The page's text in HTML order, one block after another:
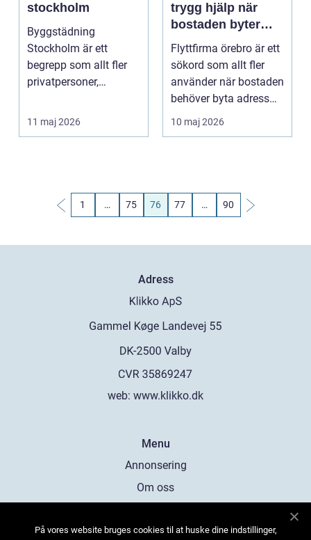
stockholm
Byggstädning
Stockholm är ett
begrepp som allt fler
privatpersoner,
fastighetsägare s...
11 maj 2026
trygg hjälp när
bostaden byter
adress
Flyttfirma örebro är ett
sökord som allt fler
använder när bostaden
behöver byta adress
och vardagen...
10 maj 2026
1 … 75 76 77 … 90
Adress
web: www.klikko.dk
Menu
Annonsering
Om oss
Kontakta oss
På vores website bruges cookies til at huske dine indstillinger,